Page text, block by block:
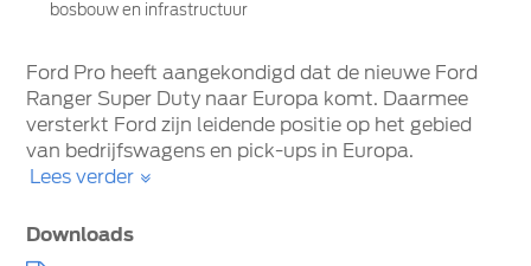
bosbouw en infrastructuur
Ford Pro heeft aangekondigd dat de nieuwe Ford
Ranger Super Duty naar Europa komt. Daarmee
versterkt Ford zijn leidende positie op het gebied
van bedrijfswagens en pick-ups in Europa.
Lees verder
Downloads